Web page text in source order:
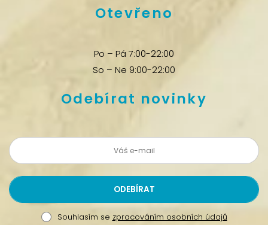
Otevřeno
Po – Pá 7:00-22:00
So – Ne 9:00-22:00
Odebírat novinky
Souhlasím se zpracováním osobních údajů